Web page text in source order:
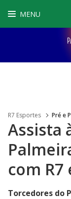
MENU
R7 Esportes Pré e
Assista
com
Torcedores do